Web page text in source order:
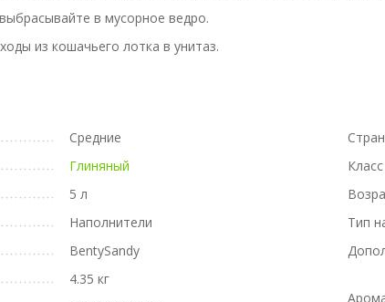
в мусорное ведро.
из кошачьего лотка в унитаз.
Средние
Глиняный
5 л
Наполнители
BentySandy
4.35 кг
Класс
Тип